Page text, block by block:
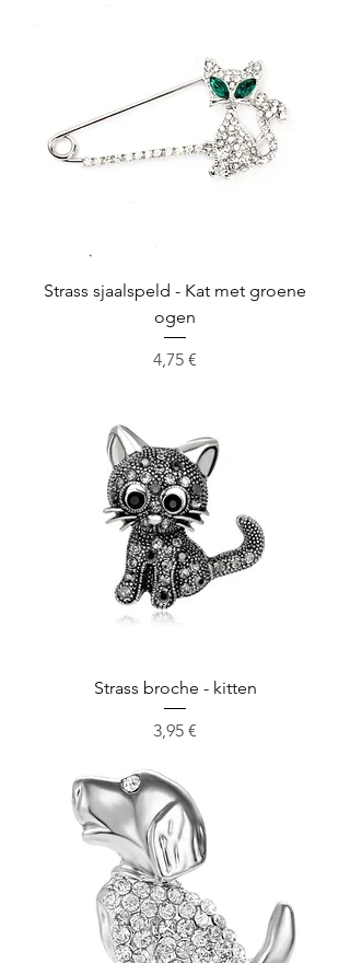
Strass sjaalspeld - Kat met groene
ogen
Cena
4,75 €
Strass broche - kitten
Cena
3,95 €